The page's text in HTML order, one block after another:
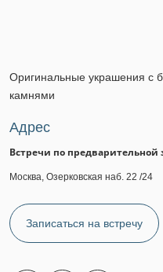
Оригинальные украшения с
камнями
Адрес
Встречи по предварительной
Москва, Озерковская наб. 22 /24
Записаться на встречу